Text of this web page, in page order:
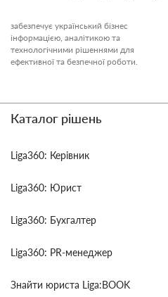
забезпечує український бізнес
інформацією, аналітикою та
технологічними рішеннями для
ефективної та безпечної роботи.
Каталог рішень
Liga360: Керівник
Liga360: Юрист
Liga360: Бухгалтер
Liga360: PR-менеджер
Знайти юриста Liga:BOOK